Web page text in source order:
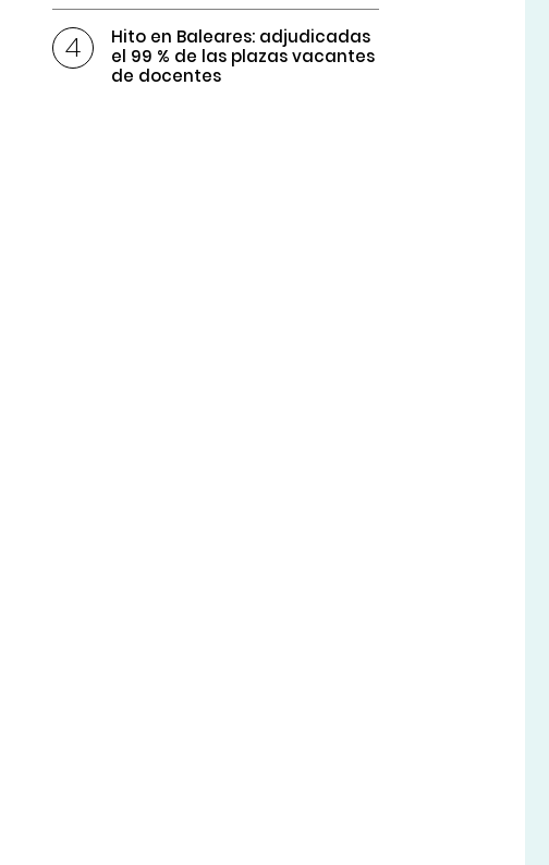
Hito en Baleares: adjudicadas
el 99 % de las plazas vacantes
de docentes